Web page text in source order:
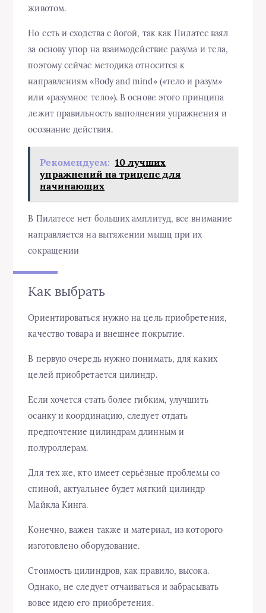
животом.
Но есть и сходства с йогой, так как Пилатес взял
за основу упор на взаимодействие разума и тела,
поэтому сейчас методика относится к
направлениям «Body and mind» («тело и разум»
или «разумное тело»). В основе этого принципа
лежит правильность выполнения упражнения и
осознание действия.
Рекомендуем: 10 лучших
упражнений на трицепс для
начинающих
В Пилатесе нет больших амплитуд, все внимание
направляется на вытяжении мышц при их
сокращении
Как выбрать
Ориентироваться нужно на цель приобретения,
качество товара и внешнее покрытие.
В первую очередь нужно понимать, для каких
целей приобретается цилиндр.
Если хочется стать более гибким, улучшить
осанку и координацию, следует отдать
предпочтение цилиндрам длинным и
полуроллерам.
Для тех же, кто имеет серьёзные проблемы со
спиной, актуальнее будет мягкий цилиндр
Майкла Кинга.
Конечно, важен также и материал, из которого
изготовлено оборудование.
Стоимость цилиндров, как правило, высока.
Однако, не следует отчаиваться и забрасывать
вовсе идею его приобретения.